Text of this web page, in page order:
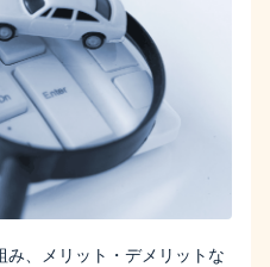
み、メリット・デメリットな